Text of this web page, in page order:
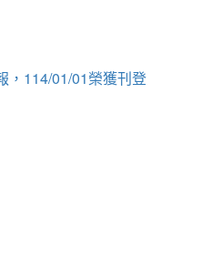
，114/01/01榮獲刊登